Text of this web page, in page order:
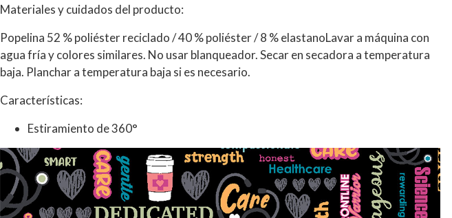
Materiales y cuidados del producto:
Popelina 52 % poliéster reciclado / 40 % poliéster / 8 % elastanoLavar a máquina con
agua fría y colores similares. No usar blanqueador. Secar en secadora a temperatura
baja. Planchar a temperatura baja si es necesario.
Características:
Estiramiento de 360°